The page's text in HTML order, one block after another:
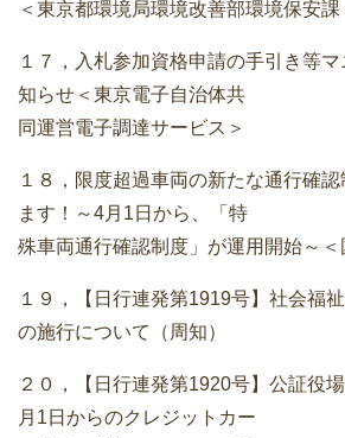
＜東京都環境局環境改善部環境保安課
１７，入札参加資格申請の手引き等
知らせ＜東京電子自治体共
同運営電子調達サービス＞
１８，限度超過車両の新たな通行確
ます！～4月1日から、「特
殊車両通行確認制度」が運用開始～＜
１９，【日行連発第1919号】社会福
の施行について（周知）
２０，【日行連発第1920号】公証役
月1日からのクレジットカー